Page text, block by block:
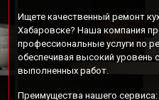
Ищете качественный ремонт
Хабаровске? Наша компания
профессиональные услуги по
обеспечивая высокий уровень
выполненных работ.
Преимущества нашего сервиса: